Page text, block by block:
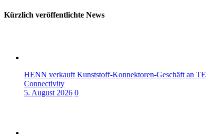
Kürzlich veröffentlichte News
HENN verkauft Kunststoff-Konnektoren-Geschäft an TE
Connectivity
5. August 2026 0